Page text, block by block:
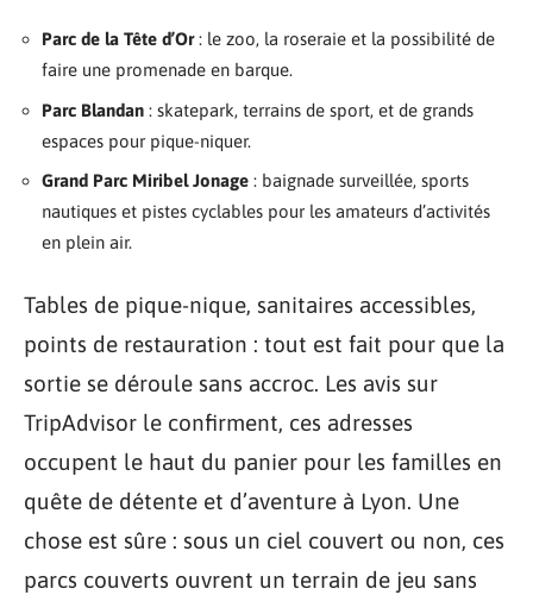
Parc de la Tête d’Or: le zoo, la roseraie et la possibilité de
faire une promenade en barque.
Parc Blandan : skatepark, terrains de sport, et de grands
espaces pour pique-niquer.
Grand Parc Miribel Jonage : baignade surveillée, sports
nautiques et pistes cyclables pour les amateurs d’activités
en plein air.
Tables de pique-nique, sanitaires accessibles,
points de restauration : tout est fait pour que la
sortie se déroule sans accroc. Les avis sur
TripAdvisor le confirment, ces adresses
occupent le haut du panier pour les familles en
quête de détente et d’aventure à Lyon. Une
chose est sûre : sous un ciel couvert ou non, ces
parcs couverts ouvrent un terrain de jeu sans